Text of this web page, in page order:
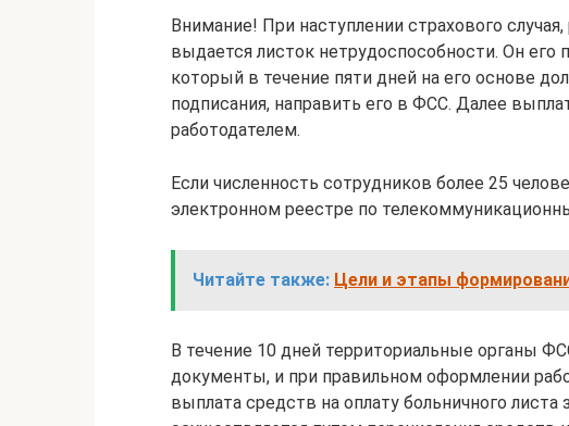
Внимание! При наступлении страхового
выдается листок нетрудоспособности. Он его
который в течение пяти дней на его основе
подписания, направить его в ФСС. Далее
работодателем.
Если численность сотрудников более 25
электронном реестре по
Читайте также: Цели и этапы
В течение 10 дней территориальные органы
документы, и при правильном оформлении
выплата средств на оплату больничного листа